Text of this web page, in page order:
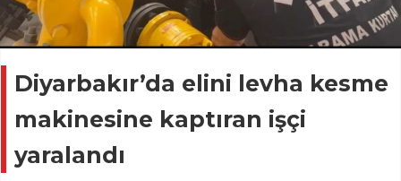
Diyarbakır’da elini levha kesme
makinesine kaptıran işçi
yaralandı